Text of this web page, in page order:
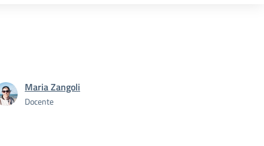
Maria Zangoli
Docente